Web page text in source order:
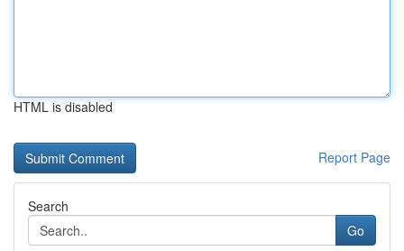
HTML is disabled
Report Page
Search
Go